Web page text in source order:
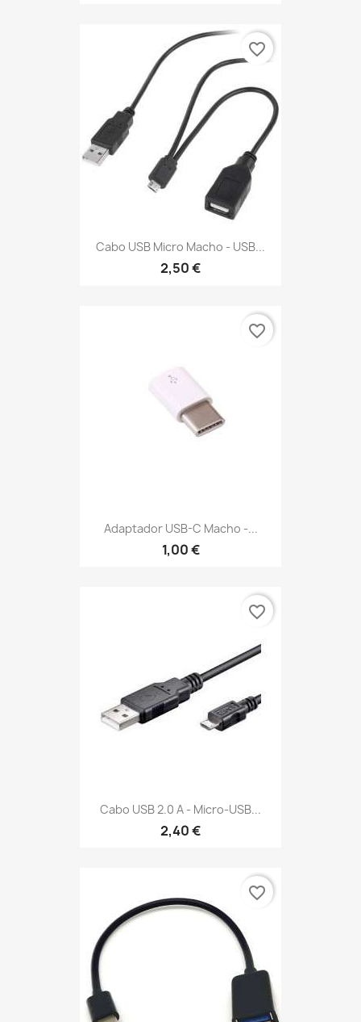
Cabo USB Micro Macho - USB...
2,50 €
favorite_border
Adaptador USB-C Macho -...
1,00 €
favorite_border
Cabo USB 2.0 A - Micro-USB...
2,40 €
favorite_border
favorite_border